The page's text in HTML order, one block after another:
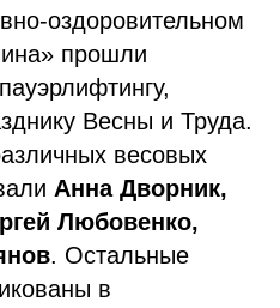
оздоровительном
прошли
Весны и Труда.
весовых
Анна Дворник,
Любовенко,
. Остальные
в